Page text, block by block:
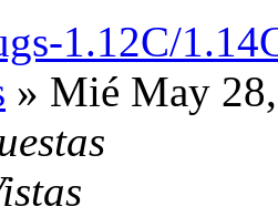
1.12C/
» Mié May